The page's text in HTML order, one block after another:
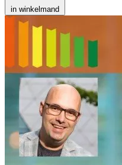
in winkelmand